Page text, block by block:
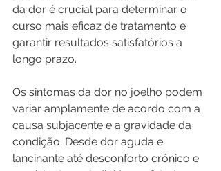
da dor é crucial para determinar o
curso mais eficaz de tratamento e
garantir resultados satisfatórios a
longo prazo.
Os sintomas da dor no joelho podem
variar amplamente de acordo com a
causa subjacente e a gravidade da
condição. Desde dor aguda e
lancinante até desconforto crônico e